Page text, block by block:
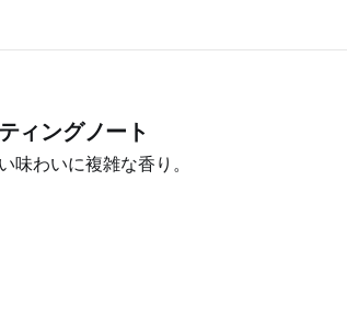
ィングノート
味わいに複雑な香り。